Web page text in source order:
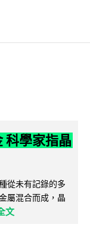
科學家指晶
從未有記錄的多
屬混合而成，晶
文